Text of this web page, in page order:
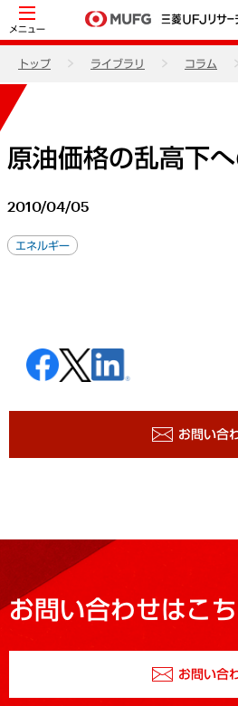
メニュー
トップ ライブラリ コラム
原油価格の乱高下
2010/04/05
エネルギー
お問い合
お問い合わせはこ
お問い合